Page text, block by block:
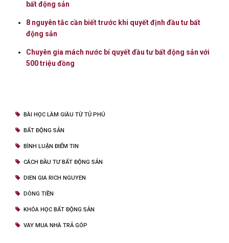
bất động sản
8 nguyên tắc cần biết trước khi quyết định đầu tư bất
động sản
Chuyên gia mách nước bí quyết đầu tư bất động sản với
500 triệu đồng
BÀI HỌC LÀM GIÀU TỪ TỦ PHÚ
BẤT ĐỘNG SẢN
BÌNH LUẬN ĐIỂM TIN
CÁCH ĐẦU TƯ BẤT ĐỘNG SẢN
DIEN GIA RICH NGUYEN
DÒNG TIỀN
KHÓA HỌC BẤT ĐỘNG SẢN
VAY MUA NHÀ TRẢ GÓP